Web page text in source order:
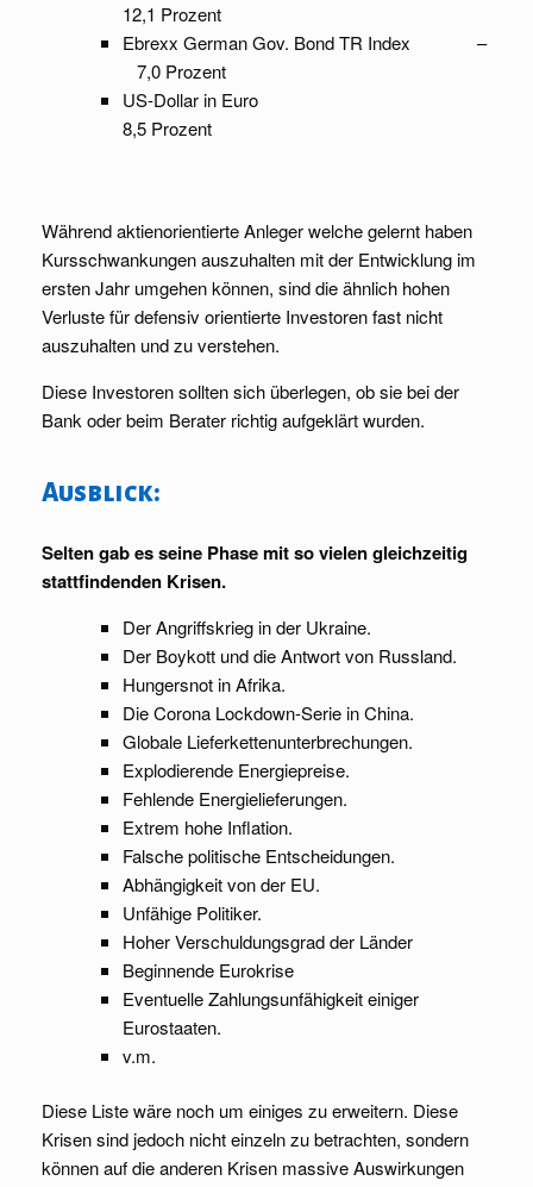
12,1 Prozent
Ebrexx German Gov. Bond TR Index –
7,0 Prozent
US-Dollar in Euro
8,5 Prozent
Während aktienorientierte Anleger welche gelernt haben
Kursschwankungen auszuhalten mit der Entwicklung im
ersten Jahr umgehen können, sind die ähnlich hohen
Verluste für defensiv orientierte Investoren fast nicht
auszuhalten und zu verstehen.
Diese Investoren sollten sich überlegen, ob sie bei der
Bank oder beim Berater richtig aufgeklärt wurden.
Ausblick:
Selten gab es seine Phase mit so vielen gleichzeitig
stattfindenden Krisen.
Der Angriffskrieg in der Ukraine.
Der Boykott und die Antwort von Russland.
Hungersnot in Afrika.
Die Corona Lockdown-Serie in China.
Globale Lieferkettenunterbrechungen.
Explodierende Energiepreise.
Fehlende Energielieferungen.
Extrem hohe Inflation.
Falsche politische Entscheidungen.
Abhängigkeit von der EU.
Unfähige Politiker.
Hoher Verschuldungsgrad der Länder
Beginnende Eurokrise
Eventuelle Zahlungsunfähigkeit einiger
Eurostaaten.
v.m.
Diese Liste wäre noch um einiges zu erweitern. Diese
Krisen sind jedoch nicht einzeln zu betrachten, sondern
können auf die anderen Krisen massive Auswirkungen